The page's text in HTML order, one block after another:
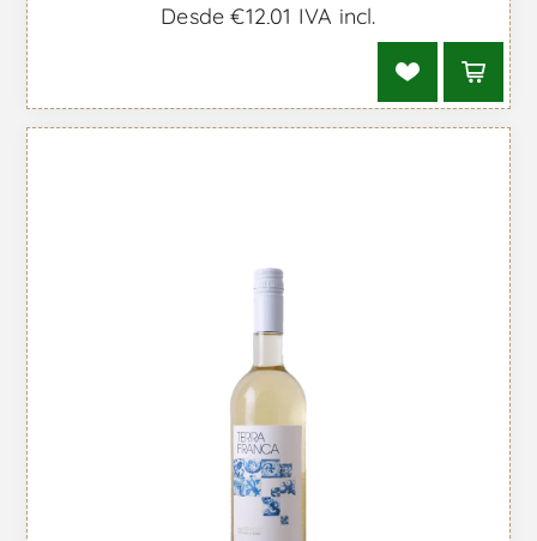
Desde €12,01 IVA incl.